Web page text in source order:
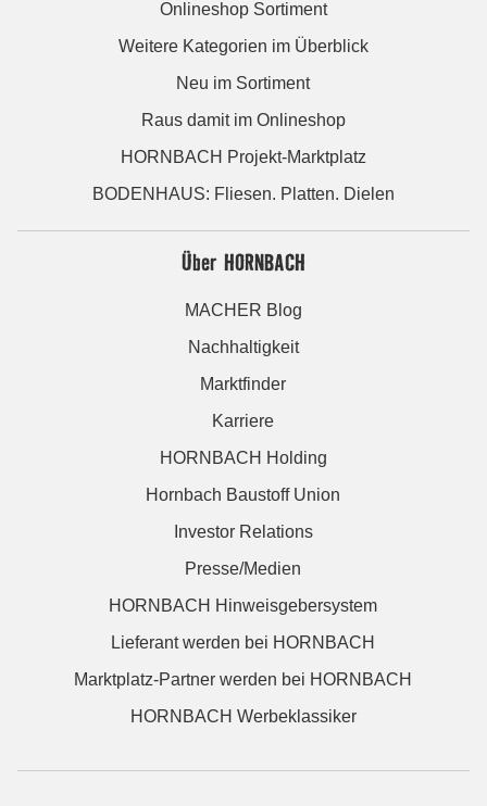
Onlineshop Sortiment
Weitere Kategorien im Überblick
Neu im Sortiment
Raus damit im Onlineshop
HORNBACH Projekt-Marktplatz
BODENHAUS: Fliesen. Platten. Dielen
Über HORNBACH
MACHER Blog
Nachhaltigkeit
Marktfinder
Karriere
HORNBACH Holding
Hornbach Baustoff Union
Investor Relations
Presse/Medien
HORNBACH Hinweisgebersystem
Lieferant werden bei HORNBACH
Marktplatz-Partner werden bei HORNBACH
HORNBACH Werbeklassiker